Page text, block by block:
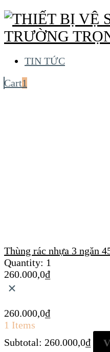
TIN TỨC
Cart1
Thùng rác nhựa 3 ngăn
Quantity: 1
260.000,0₫
×
260.000,0₫
1 Items
Subtotal: 260.000,0₫